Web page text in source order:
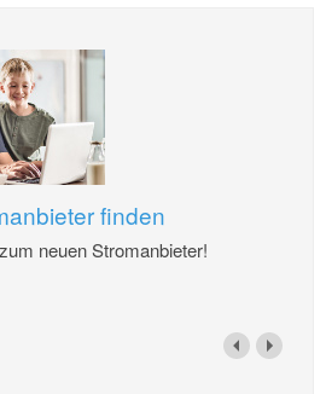
finden
neuen Stromanbieter!